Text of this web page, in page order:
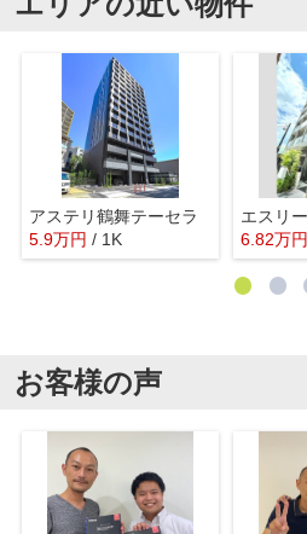
アステリ鶴舞テーセラ
5.9万円 / 1K
6.82万円
お客様の声